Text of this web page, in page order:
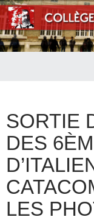
SORTIE
DES
LES